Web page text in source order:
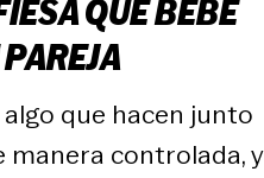
QUE BEBE
que hacen junto
manera controlada, y